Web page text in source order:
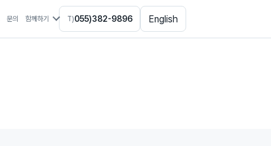
문의 함께하기 T)055)382-9896 English